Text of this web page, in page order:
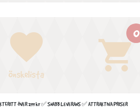
favorite
Önskelista shopping_cart
0
ÖVER 299 kr ✅ SNABB LEVERANS ✅ ATTRAKTIVA PRISER